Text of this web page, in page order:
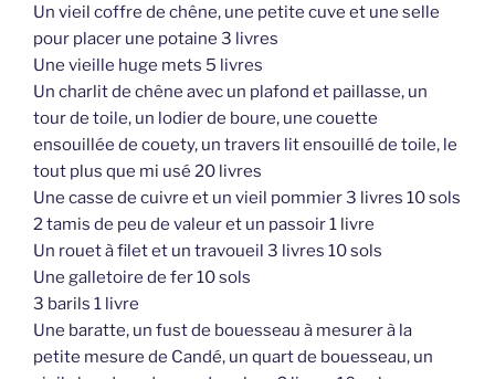
Un vieil coffre de chêne, une petite cuve et une selle
pour placer une potaine 3 livres
Une vieille huge mets 5 livres
Un charlit de chêne avec un plafond et paillasse, un
tour de toile, un lodier de boure, une couette
ensouillée de couety, un travers lit ensouillé de toile, le
tout plus que mi usé 20 livres
Une casse de cuivre et un vieil pommier 3 livres 10 sols
2 tamis de peu de valeur et un passoir 1 livre
Un rouet à filet et un travoueil 3 livres 10 sols
Une galletoire de fer 10 sols
3 barils 1 livre
Une baratte, un fust de bouesseau à mesurer à la
petite mesure de Candé, un quart de bouesseau, un